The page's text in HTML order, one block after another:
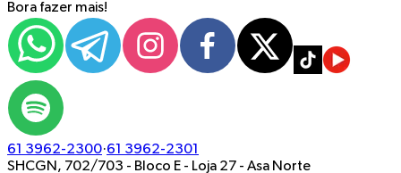
Bora fazer mais!
61 3962-2300·61 3962-2301
SHCGN, 702/703 - Bloco E - Loja 27 - Asa Norte